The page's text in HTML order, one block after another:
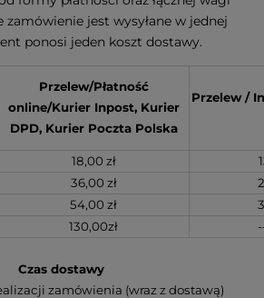
zamówienie jest wysyłane w jednej
ponosi jeden koszt dostawy.
Przelew/Płatność
online/Kurier Inpost, Kurier
DPD, Kurier Poczta Polska
Przelew /
18,00 zł
36,00 zł
54,00 zł
130,00zł
Czas dostawy
zamówienia (wraz z dostawą)